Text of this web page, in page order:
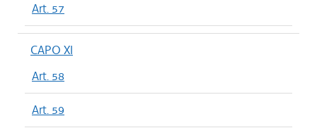
Art. 57
CAPO XI
Art. 58
Art. 59